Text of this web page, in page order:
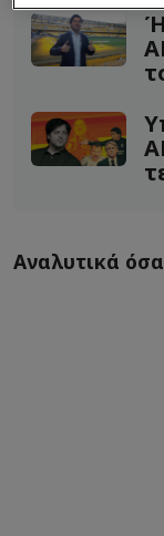
Αναλυτικά